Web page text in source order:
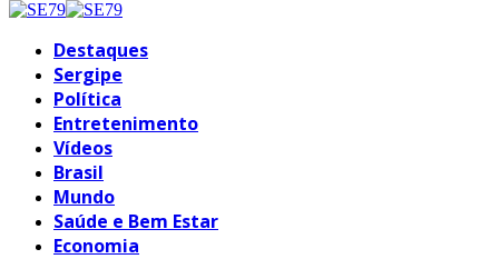
Destaques
Sergipe
Política
Entretenimento
Vídeos
Brasil
Mundo
Saúde e Bem Estar
Economia